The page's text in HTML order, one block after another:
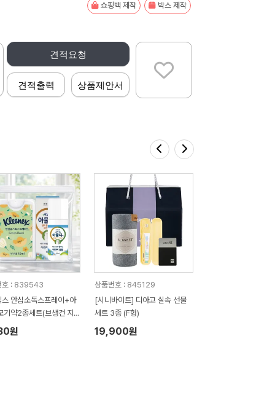
쇼핑백 제작 박스 제작
견적요청
견적출력 상품제안서
호 : 839543
스 안심소독스프레이+아
기약2종세트(브생건 지
원
상품번호 : 845129
[시니바이트] 디아고 실속 선물
세트 3종 (F형)
19,900원